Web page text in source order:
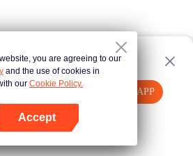
เปิด APP
คลิกที่นี่ ลองใหม่อีกครั้ง
you are agreeing to our
and the use of cookies in
our Cookie Policy.
Accept